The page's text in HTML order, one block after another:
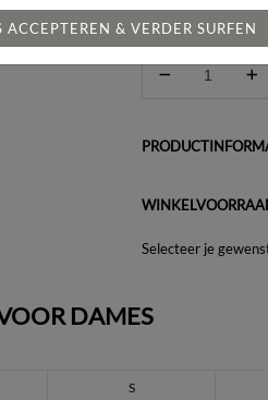
Heeft u een
Selecteer je
DAMES
S
ACCEPTEREN & VERDER SURFEN